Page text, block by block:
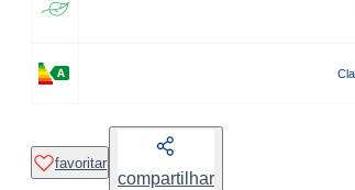
favoritar
compartilhar